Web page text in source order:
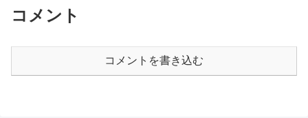
コメント
コメントを書き込む